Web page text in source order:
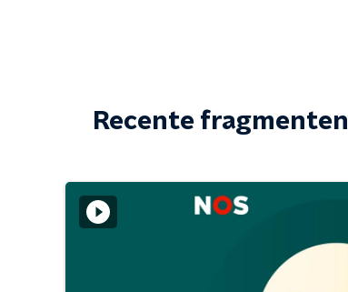
Recente fragmenten